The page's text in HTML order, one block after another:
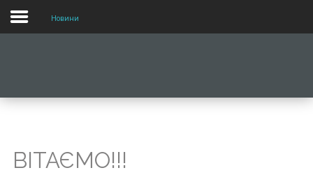
ВЕБ
переходу
Новини
ВІТАЄМО!!!